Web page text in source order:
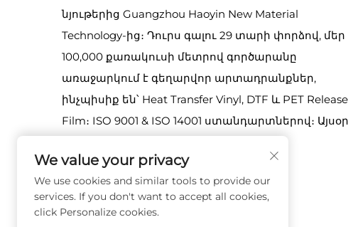
նյութերից Guangzhou Haoyin New Material
Technology-ից։ Դուրս գալու 29 տարի փորձով, մեր
100,000 քառակուսի մետրով գործարանը
առաջարկում է գեղարվոր արտադրանքներ,
ինչպիսիք են՝ Heat Transfer Vinyl, DTF և PET Release
Film։ ISO 9001 & ISO 14001 ստանդարտներով։ Այսօր
We value your privacy
We use cookies and similar tools to provide our
services. If you don't want to accept all cookies,
click Personalize cookies.